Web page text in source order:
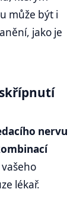
může být i
jako je
nervu
lékař.